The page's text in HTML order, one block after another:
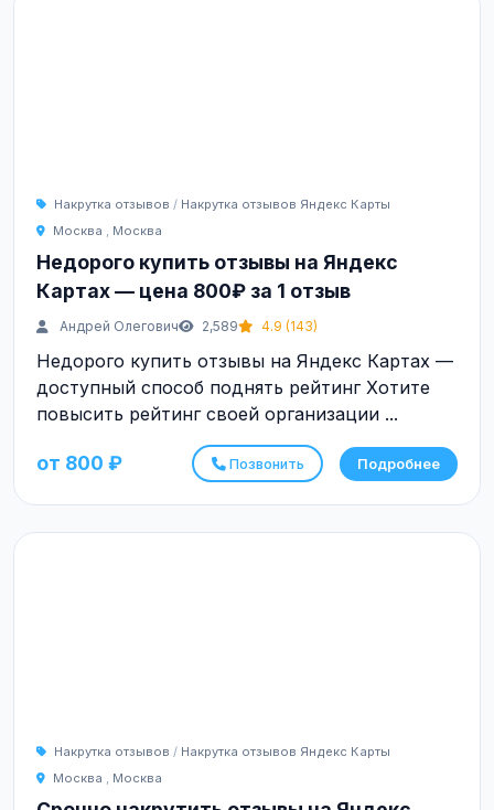
Накрутка отзывов / Накрутка отзывов Яндекс Карты
Москва , Москва
Недорого купить отзывы на Яндекс
Картах — цена 800₽ за 1 отзыв
Андрей Олегович 2,589 4.9 (143)
Недорого купить отзывы на Яндекс Картах —
доступный способ поднять рейтинг Хотите
повысить рейтинг своей организации ...
от 800 ₽ Позвонить Подробнее
Накрутка отзывов / Накрутка отзывов Яндекс Карты
Москва , Москва